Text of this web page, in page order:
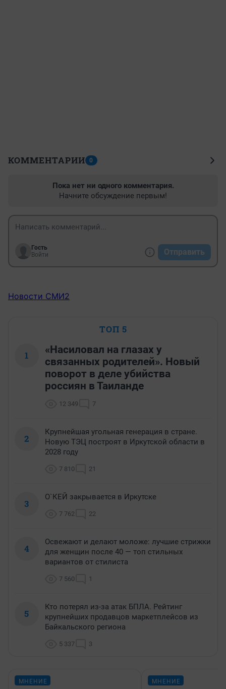
КОММЕНТАРИИ 0
Пока нет ни одного комментария.
Начните обсуждение первым!
Гость
Войти
Отправить
Новости СМИ2
ТОП 5
1
«Насиловал на глазах у
связанных родителей». Новый
поворот в деле убийства
россиян в Таиланде
12 349 7
2
Крупнейшая угольная генерация в стране.
Новую ТЭЦ построят в Иркутской области в
2028 году
7 810 21
3
О`КЕЙ закрывается в Иркутске
7 762 22
4
Освежают и делают моложе: лучшие стрижки
для женщин после 40 — топ стильных
вариантов от стилиста
7 560 1
5
Кто потерял из-за атак БПЛА. Рейтинг
крупнейших продавцов маркетплейсов из
Байкальского региона
5 337 3
МНЕНИЕ МНЕНИЕ